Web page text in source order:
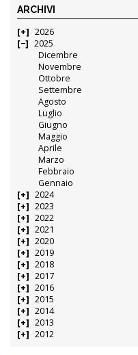
ARCHIVI
2026
2025
Dicembre
Novembre
Ottobre
Settembre
Agosto
Luglio
Giugno
Maggio
Aprile
Marzo
Febbraio
Gennaio
2024
2023
2022
2021
2020
2019
2018
2017
2016
2015
2014
2013
2012